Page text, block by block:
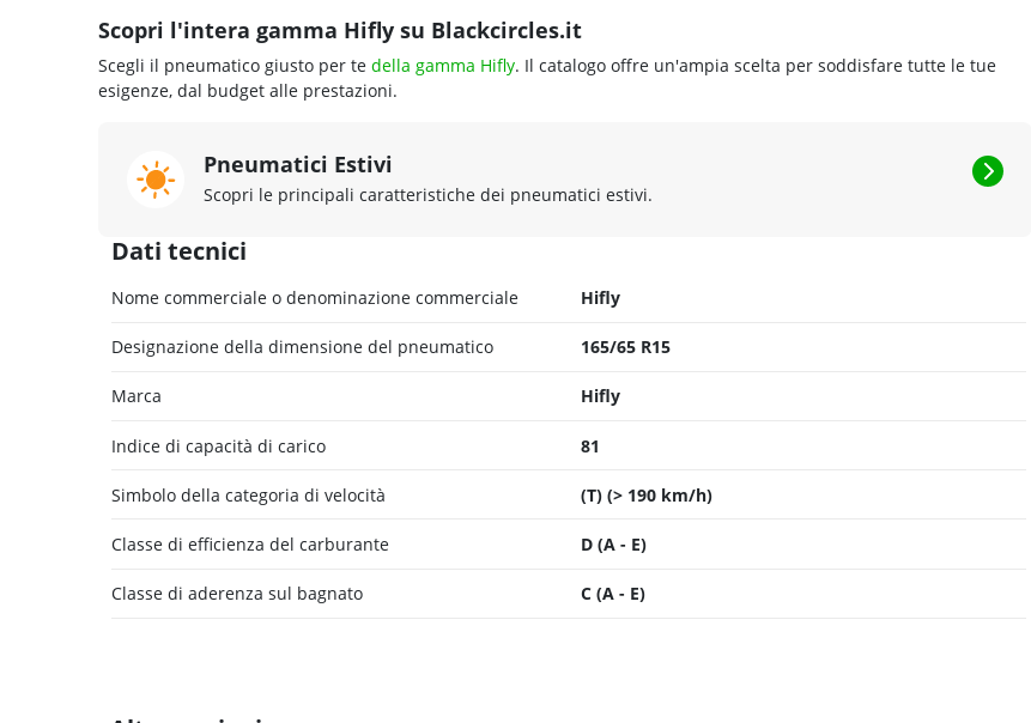
Scopri l'intera gamma Hifly su Blackcircles.it
Scegli il pneumatico giusto per te della gamma Hifly. Il catalogo offre un'ampia scelta per soddisfare tutte le tue
esigenze, dal budget alle prestazioni.
Pneumatici Estivi
Scopri le principali caratteristiche dei pneumatici estivi.
Dati tecnici
Nome commerciale o denominazione commerciale Hifly
Designazione della dimensione del pneumatico 165/65 R15
Marca Hifly
Indice di capacità di carico 81
Simbolo della categoria di velocità (T) (> 190 km/h)
Classe di efficienza del carburante D (A - E)
Classe di aderenza sul bagnato C (A - E)